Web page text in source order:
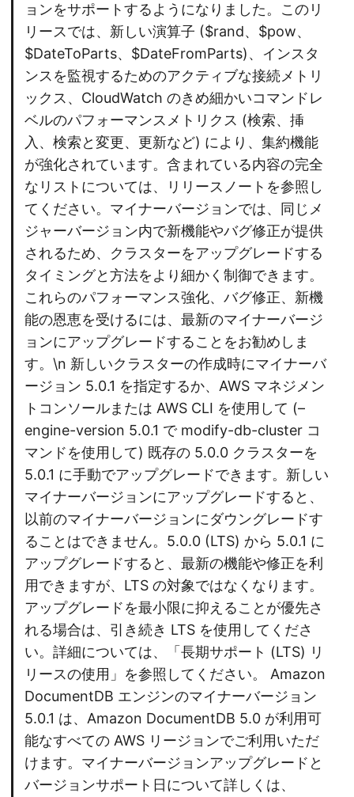
ョンをサポートするようになりました。このリ
リースでは、新しい演算子 ($rand、$pow、
$DateToParts、$DateFromParts)、インスタ
ンスを監視するためのアクティブな接続メトリ
ックス、CloudWatch のきめ細かいコマンドレ
ベルのパフォーマンスメトリクス (検索、挿
入、検索と変更、更新など) により、集約機能
が強化されています。含まれている内容の完全
なリストについては、リリースノートを参照し
てください。マイナーバージョンでは、同じメ
ジャーバージョン内で新機能やバグ修正が提供
されるため、クラスターをアップグレードする
タイミングと方法をより細かく制御できます。
これらのパフォーマンス強化、バグ修正、新機
能の恩恵を受けるには、最新のマイナーバージ
ョンにアップグレードすることをお勧めしま
す。\n 新しいクラスターの作成時にマイナーバ
ージョン 5.0.1 を指定するか、AWS マネジメン
トコンソールまたは AWS CLI を使用して (–
engine-version 5.0.1 で modify-db-cluster コ
マンドを使用して) 既存の 5.0.0 クラスターを
5.0.1 に手動でアップグレードできます。新しい
マイナーバージョンにアップグレードすると、
以前のマイナーバージョンにダウングレードす
ることはできません。5.0.0 (LTS) から 5.0.1 に
アップグレードすると、最新の機能や修正を利
用できますが、LTS の対象ではなくなります。
アップグレードを最小限に抑えることが優先さ
れる場合は、引き続き LTS を使用してくださ
い。詳細については、「長期サポート (LTS) リ
リースの使用」を参照してください。 Amazon
DocumentDB エンジンのマイナーバージョン
5.0.1 は、Amazon DocumentDB 5.0 が利用可
能なすべての AWS リージョンでご利用いただ
けます。マイナーバージョンアップグレードと
バージョンサポート日について詳しくは、